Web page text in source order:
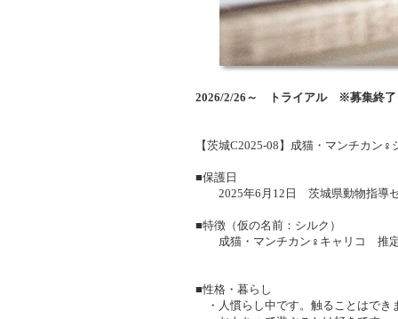
2026/2/26～ トライアル ※募集終
【茨城C2025-08】成猫・マンチカ
■保護日
2025年6月12日 茨城県動物指導セ
■特徴（仮の名前：シルク）
成猫・マンチカン♀キャリコ 推
■性格・暮らし
・人慣らし中です。触ることはでき